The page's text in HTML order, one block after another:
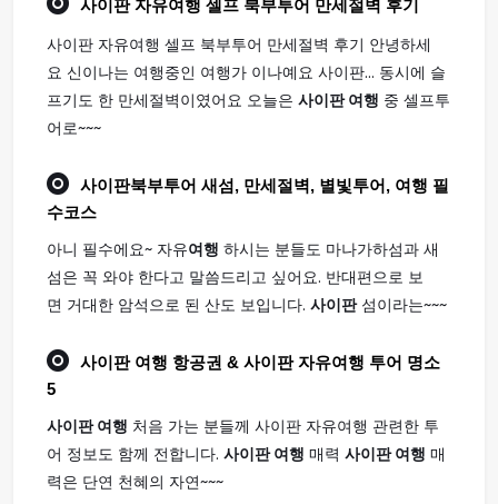
사이판자유여행 셀프 북부투어 만세절벽 후기
사이판 자유여행 셀프 북부투어 만세절벽 후기 안녕하세
요 신이나는 여행중인 여행가 이나예요 사이판... 동시에 슬
프기도 한 만세절벽이였어요 오늘은 사이판 여행 중 셀프투
어로~~~
사이판북부투어 새섬, 만세절벽, 별빛투어, 여행 필
수코스
아니 필수에요~ 자유여행 하시는 분들도 마나가하섬과 새
섬은 꼭 와야 한다고 말씀드리고 싶어요. 반대편으로 보
면 거대한 암석으로 된 산도 보입니다. 사이판섬이라는~~~
사이판 여행 항공권 & 사이판 자유여행 투어 명소
5
사이판 여행 처음 가는 분들께 사이판 자유여행 관련한 투
어 정보도 함께 전합니다. 사이판 여행 매력 사이판 여행 매
력은 단연 천혜의 자연~~~